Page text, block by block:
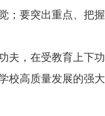
要突出重点、把
，在受教育上下
校高质量发展的强